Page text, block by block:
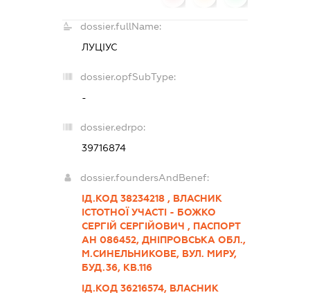
dossier.fullName:
ЛУЦІУС
dossier.opfSubType:
-
dossier.edrpo:
39716874
dossier.foundersAndBenef:
ІД.КОД 38234218 , ВЛАСНИК
ІСТОТНОЇ УЧАСТІ - БОЖКО
СЕРГІЙ СЕРГІЙОВИЧ , ПАСПОРТ
АН 086452, ДНІПРОВСЬКА ОБЛ.,
М.СИНЕЛЬНИКОВЕ, ВУЛ. МИРУ,
БУД.36, КВ.116
ІД.КОД 36216574, ВЛАСНИК